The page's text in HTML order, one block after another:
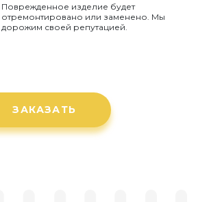
Поврежденное изделие будет
отремонтировано или заменено. Мы
дорожим своей репутацией.
ЗАКАЗАТЬ